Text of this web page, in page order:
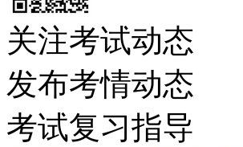
关注考试动态
发布考情动态
考试复习指导